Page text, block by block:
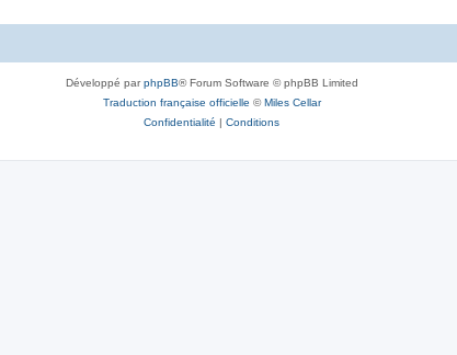
Développé parphpBB® Forum Software © phpBB Limited
Traduction française officielle ©Miles Cellar
Confidentialité | Conditions